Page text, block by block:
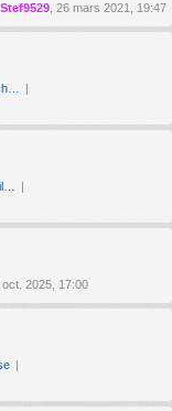
Stef9529 , 26 mars 2021, 19:47
oct. 2025, 17:00